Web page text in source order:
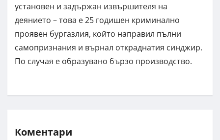
установен и задържан извършителя на
деянието – това е 25 годишен криминално
проявен бургазлия, който направил пълни
самопризнания и върнал откраднатия синджир.
По случая е образувано бързо производство.
Коментари